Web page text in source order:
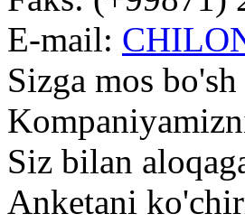
E-mail:
Sizga mos
Siz bilan
Anketani